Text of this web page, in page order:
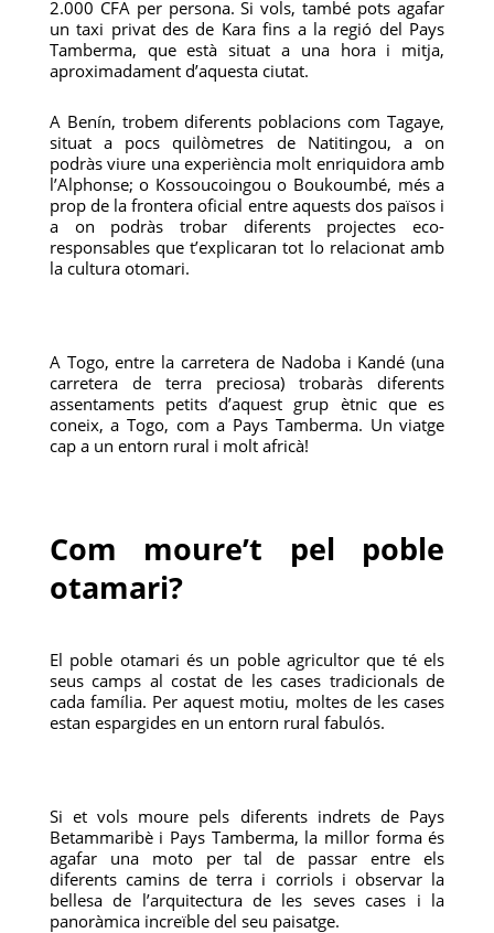
2.000 CFA per persona. Si vols, també pots agafar
un taxi privat des de Kara fins a la regió del Pays
Tamberma, que està situat a una hora i mitja,
aproximadament d’aquesta ciutat.
A Benín, trobem diferents poblacions com Tagaye,
situat a pocs quilòmetres de Natitingou, a on
podràs viure una experiència molt enriquidora amb
l’Alphonse; o Kossoucoingou o Boukoumbé, més a
prop de la frontera oficial entre aquests dos països i
a on podràs trobar diferents projectes eco-
responsables que t’explicaran tot lo relacionat amb
la cultura otomari.
A Togo, entre la carretera de Nadoba i Kandé (una
carretera de terra preciosa) trobaràs diferents
assentaments petits d’aquest grup ètnic que es
coneix, a Togo, com a Pays Tamberma. Un viatge
cap a un entorn rural i molt africà!
Com moure’t pel poble
otamari?
El poble otamari és un poble agricultor que té els
seus camps al costat de les cases tradicionals de
cada família. Per aquest motiu, moltes de les cases
estan espargides en un entorn rural fabulós.
Si et vols moure pels diferents indrets de Pays
Betammaribè i Pays Tamberma, la millor forma és
agafar una moto per tal de passar entre els
diferents camins de terra i corriols i observar la
bellesa de l’arquitectura de les seves cases i la
panoràmica increïble del seu paisatge.